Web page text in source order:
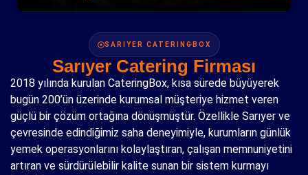
SARIYER CATERINGBOX
Sarıyer Catering Firması
2018 yılında kurulan CateringBox, kısa sürede büyüyerek
bugün 200’ün üzerinde kurumsal müşteriye hizmet veren
güçlü bir çözüm ortağına dönüşmüştür. Özellikle Sarıyer ve
çevresinde edindiğimiz saha deneyimiyle, kurumların günlük
yemek operasyonlarını kolaylaştıran, çalışan memnuniyetini
artıran ve sürdürülebilir kalite sunan bir sistem kurmayı